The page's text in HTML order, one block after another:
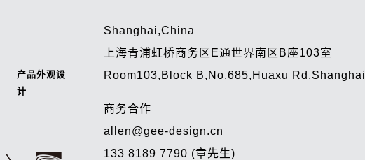
产品外观设
计
Shanghai,China
上海青浦虹桥商务区E通世界南区B座103室
Room103,Block B,No.685,Huaxu Rd,Shanghai
商务合作
allen@gee-design.cn
133 8189 7790 (章先生)